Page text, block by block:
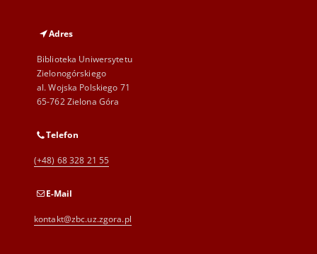
Adres
Biblioteka Uniwersytetu
Zielonogórskiego
al. Wojska Polskiego 71
65-762 Zielona Góra
Telefon
(+48) 68 328 21 55
E-Mail
kontakt@zbc.uz.zgora.pl